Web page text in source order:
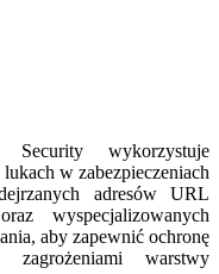
wykorzystuje
w zabezpieczeniach
adresów URL
wyspecjalizowanych
aby zapewnić ochronę
zagrożeniami warstwy